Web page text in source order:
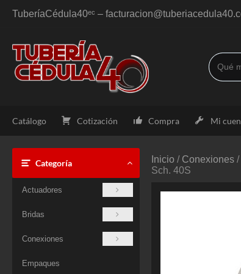
TuberíaCédula40ᵉᶜ –
Catálogo Cotización Compra Mi
Categoría
Actuadores
Bridas
Conexiones
Empaques
Inicio / Conexiones /
Sch. 40S